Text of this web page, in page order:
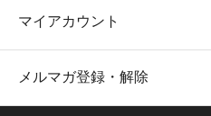
マイアカウント
メルマガ登録・解除